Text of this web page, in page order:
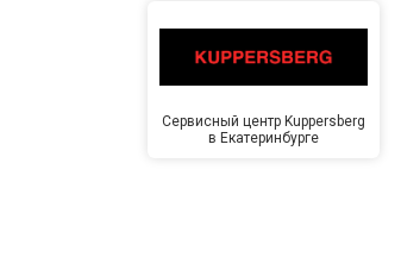
Сервисный центр Kuppersberg
в Екатеринбурге